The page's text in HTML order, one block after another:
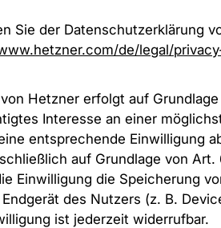
Sie der Datenschutzerklärung
de/legal/
Hetzner erfolgt auf
Interesse an einer
entsprechende Einwilligung
auf Grundlage von Art.
Einwilligung die Speicherung
des Nutzers (z. B.
ist jederzeit widerrufbar.